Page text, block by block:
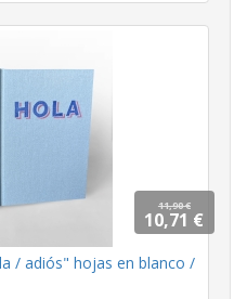
11,90 €
10,71 €
/ adiós" hojas en blanco /